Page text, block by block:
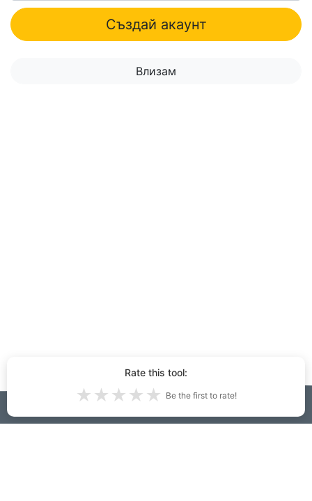
Създай акаунт
Влизам
Rate this tool:
★ ★ ★ ★ ★ Be the first to rate!